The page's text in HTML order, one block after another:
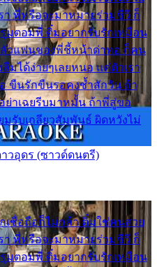
า พี่หรือจะมาหมายร่วมชีวี ก็
มตอมพี่ ติ๋มอยากรับรักเหมือน
วแฟนของพี่ชี้หน้าด่าทอ ก็คน
มได้ง่ายๆเลยหนอ แค่ตัวเรา
ขืนรักขืนรอคงช้ำสักวัน ถ้า
ย่าเฉยรีบมาหมั้น ถ้าพี่สู่ขอ
มรับเกลียวสัมพันธ์ ผิดหวังไม่
วอุดร (ซาวด์ดนตรี)
เชื่อถือก็ไม่กล้า ติ๋มใช่คนสวย
า พี่หรือจะมาหมายร่วมชีวี ก็
มตอมพี่ ติ๋มอยากรับรักเหมือน